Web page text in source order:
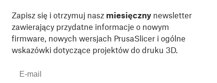
Zapisz się i otrzymuj nasz miesięczny newsletter
zawierający przydatne informacje o nowym
firmware, nowych wersjach PrusaSlicer i ogólne
wskazówki dotyczące projektów do druku 3D.